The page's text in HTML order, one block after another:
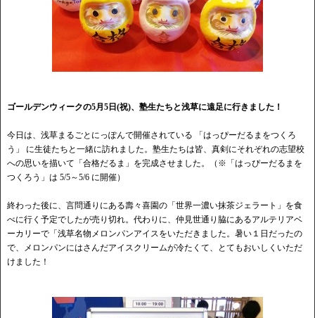
ゴールデンウィークの5月5日(祝)、塾生たちと浅草に遠足に行きました！
今日は、浅草まるごとにっぽんで開催されている 「はっぴーだるまをつくろ
う」 に生徒たちと一緒に訪れました。塾生たちは皆、真剣にそれぞれの志望校
への思いを描いて「合格だるま」を完成させました。（※「はっぴーだるまを
つくろう」は 5/5～5/6 に開催）
終わった後に、言問通りにある壽々喜園の「世界一濃い抹茶ジェラート」を食
べに行く予定でしたが売り切れ。代わりに、仲見世通り脇にあるアルテリアベ
ーカリーで「浅草名物メロンパンアイスをいただきました。暑い１日だったの
で、メロンパンにはさんだアイスクリームが冷たくて、とてもおいしくいただ
けました！